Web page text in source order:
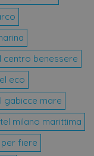
centro benessere
eco
gabicce mare
milano marittima
fiere
le
Il
/
4
settimane
2 giorni